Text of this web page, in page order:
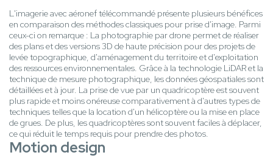
L'imagerie avec aéronef télécommandé présente plusieurs bénéfices
en comparaison des méthodes classiques pour prise d'image. Parmi
ceux-ci on remarque : La photographie par drone permet de réaliser
des plans et des versions 3D de haute précision pour des projets de
levée topographique, d'aménagement du territoire et d'exploitation
des ressources environnementales. Grâce à la technologie LiDAR et la
technique de mesure photographique, les données géospatiales sont
détaillées et à jour. La prise de vue par un quadricoptère est souvent
plus rapide et moins onéreuse comparativement à d'autres types de
techniques telles que la location d'un hélicoptère ou la mise en place
de grues. De plus, les quadricoptères sont souvent faciles à déplacer,
ce qui réduit le temps requis pour prendre des photos.
Motion design